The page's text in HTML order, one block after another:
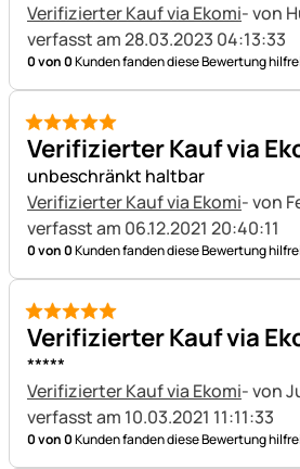
Verifizierter Kauf via Ekomi- von
verfasst am 28.03.2023 04:13:33
0 von 0Kunden fanden diese Bewertung
5 von 5
Verifizierter Kauf via
unbeschränkt haltbar
Verifizierter Kauf via Ekomi- von
verfasst am 06.12.2021 20:40:11
0 von 0Kunden fanden diese Bewertung
5 von 5
Verifizierter Kauf via
*****
Verifizierter Kauf via Ekomi- von
verfasst am 10.03.2021 11:11:33
0 von 0Kunden fanden diese Bewertung